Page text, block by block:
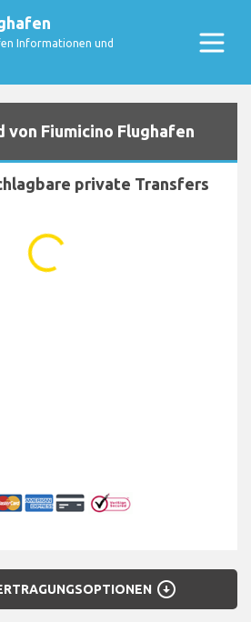
Informationen und
von Fiumicino Flughafen
private Transfers
arrow_circle_down